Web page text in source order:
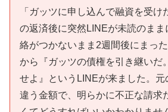
「ガッツに申し込んで融資を受け
の返済後に突然LINEが未読のまま
絡がつかないまま2週間後にまっ
から『ガッツの債権を引き継いだ
せよ』というLINEが来ました。
違う金額で、明らかに不正な請求